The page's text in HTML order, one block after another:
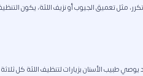
مثل تعميق الجيوب أو نزيف اللثة، يكون
طبيب الأسنان بزيارات لتنظيف اللثة كل